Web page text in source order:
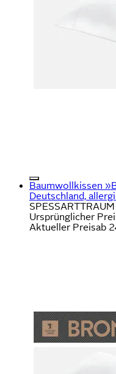
Baumwollkissen
Deutschland,
SPESSARTTRAUM
Ursprünglicher
Aktueller Preisab